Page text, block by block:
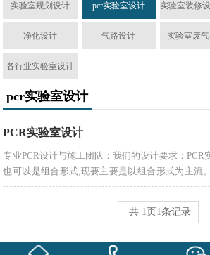
实验室规划设计 pcr实验室设计
净化设计 气路设计 实验室废
各行业实验室设计
pcr实验室设计
PCR实验室设计
专业PCR设计与施工团队：我们的设计要求：PCR
也可以是组合形式,现要主要是以组合形式为主流
常应经过试剂配制、样品处理、核酸扩增及...
共 1 页 1条记录